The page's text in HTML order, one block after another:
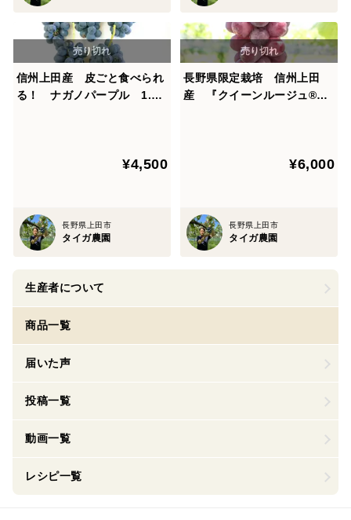
信州上田産 皮ごと食べられ
る！ ナガノパープル 1.
¥4,500
長野県上田市
タイガ農園
長野県限定栽培 信州上田
産 『クイーンルージュ®』
¥6,000
長野県上田市
タイガ農園
生産者について
商品一覧
届いた声
投稿一覧
動画一覧
レシピ一覧